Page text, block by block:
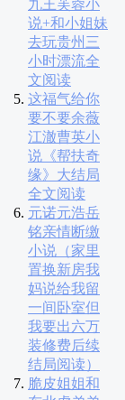
九王芙蓉小
说+和小姐妹
去玩贵州三
小时漂流全
文阅读
这福气给你
要不要余薇
江澈曹英小
说《帮扶奇
缘》大结局
全文阅读
元诺元浩岳
铭亲情断缴
小说（家里
置换新房我
妈说给我留
一间卧室但
我要出六万
装修费后续
结局阅读）
脆皮姐姐和